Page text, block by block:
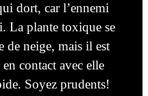
dort, car l’ennemi
La plante toxique se
de neige, mais il est
contact avec elle
Soyez prudents!